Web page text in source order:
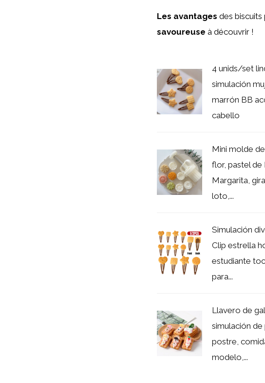
Les avantages des biscuits
savoureuse à découvrir !
4 unids/set
simulación
marrón BB
cabello
Mini molde
flor, pastel de
Margarita,
loto,...
Simulación
Clip estrella
estudiante
para...
Llavero de
simulación
postre,
modelo,...